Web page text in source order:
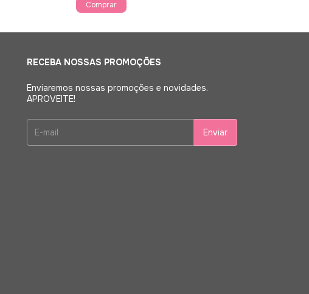
RECEBA NOSSAS PROMOÇÕES
Enviaremos nossas promoções e novidades.
APROVEITE!